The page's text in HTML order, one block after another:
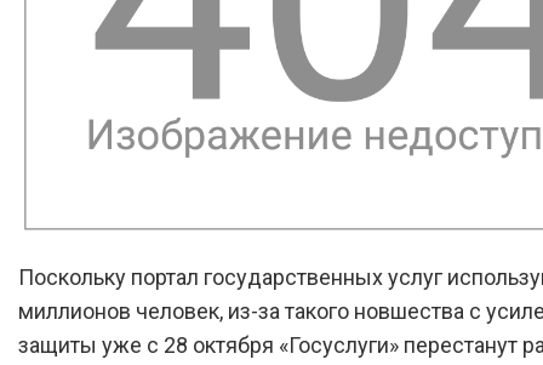
Поскольку портал государственных услуг
миллионов человек, из-за такого новшества с
защиты уже с 28 октября «Госуслуги» перестанут